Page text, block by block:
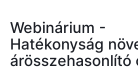
Webinárium -
Hatékonyság
árösszehasonlító